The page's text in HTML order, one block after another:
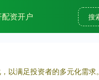
资开户
以满足投资者的多元化需